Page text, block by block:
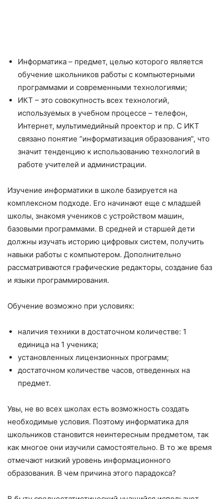
Информатика – предмет, целью которого является
обучение школьников работы с компьютерными
программами и современными технологиями;
ИКТ – это совокупность всех технологий,
используемых в учебном процессе – телефон,
Интернет, мультимедийный проектор и пр. С ИКТ
связано понятие “информатизация образования”, что
значит тенденцию к использованию технологий в
работе учителей и администрации.
Изучение информатики в школе базируется на
комплексном подходе. Его начинают еще с младшей
школы, знакомя учеников с устройством машин,
базовыми программами. В средней и старшей дети
должны изучать историю цифровых систем, получить
навыки работы с компьютером. Дополнительно
рассматриваются графические редакторы, создание баз
и языки программирования.
Обучение возможно при условиях:
наличия техники в достаточном количестве: 1
единица на 1 ученика;
установленных лицензионных программ;
достаточном количестве часов, отведенных на
предмет.
Увы, не во всех школах есть возможность создать
необходимые условия. Поэтому информатика для
школьников становится неинтересным предметом, так
как многое они изучили самостоятельно. В то же время
отмечают низкий уровень информационного
образования. В чем причина этого парадокса?